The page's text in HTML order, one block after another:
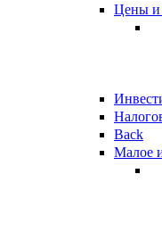
Цены и
Back
Малое